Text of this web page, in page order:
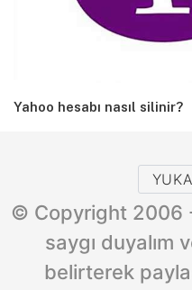
Yahoo hesabı nasıl silinir?
© Copyright 2006
saygı duyalım
belirterek